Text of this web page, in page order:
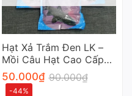
Hạt Xả Trắm Đen LK –
Mồi Câu Hạt Cao Cấp
Chuyên Dụng Cho Cần
Thủ
50.000₫ 90.000₫
-44%